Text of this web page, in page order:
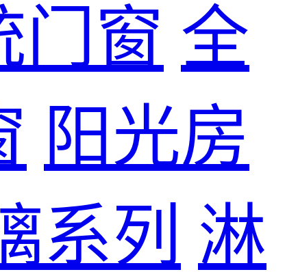
门窗 全
阳光房
系列 淋